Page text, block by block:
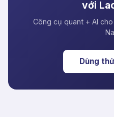
với
Công cụ quant + AI
Dùng